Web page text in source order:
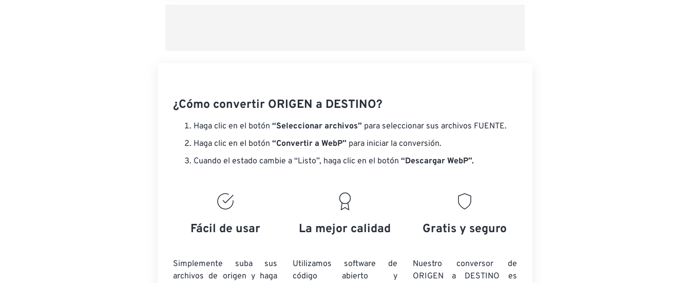
¿Cómo convertir ORIGEN a DESTINO?
Haga clic en el botón “Seleccionar archivos” para seleccionar sus archivos FUENTE.
Haga clic en el botón “Convertir a WebP” para iniciar la conversión.
Cuando el estado cambie a “Listo”, haga clic en el botón “Descargar WebP”.
Fácil de usar
Simplemente suba sus
archivos de origen y haga
La mejor calidad
Utilizamos software de
código abierto y
Gratis y seguro
Nuestro conversor de
ORIGEN a DESTINO es